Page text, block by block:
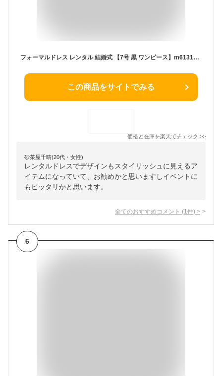
フォーマルドレス レンタル 結婚式 【7号 黒 ワンピース】m61310 フォーマルドレス 結婚式 ミセス ゲストドレス 演奏会 発表会 パーティー お呼ばれ 服装 20代 30代 40代【送料無料】【レンタル】
この商品をサイトでみる
価格と在庫を楽天でチェック >>
砂茶屋千晴(20代・女性)
レンタルドレスでデザインもスタイリッシュに見えるア
イテムになっていて、お勧めかと思いますしイベントに
もピッタリかと思います。
全てのおすすめコメント (1 件) >
6